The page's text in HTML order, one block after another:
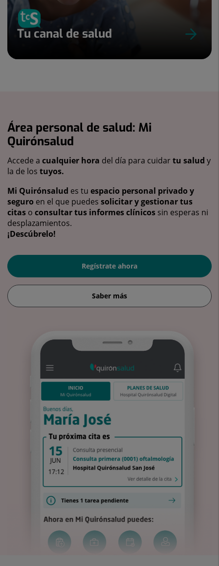
Tu canal de salud
Área personal de salud: Mi
Quirónsalud
Accede a cualquier hora del día para cuidartu salud y
la de los tuyos.
Mi Quirónsalud es tu espacio personal privado y
seguro en el que puedes solicitar y gestionar tus
citas o consultar tus informes clínicos sin esperas ni
desplazamientos.
¡Descúbrelo!
Regístrate ahora
Saber más